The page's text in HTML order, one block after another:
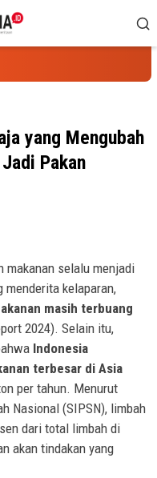
yang Mengubah
Pakan
makanan selalu menjadi
kelaparan,
masih terbuang
2024). Selain itu,
Indonesia
terbesar di Asia
per tahun. Menurut
Nasional (SIPSN), limbah
dari total limbah di
akan tindakan yang